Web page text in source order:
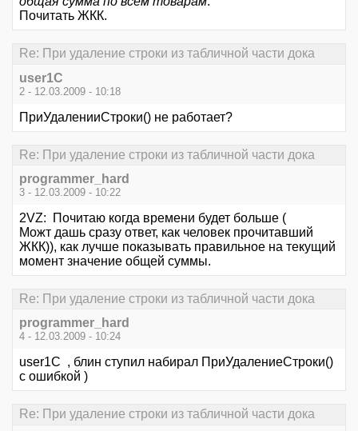
Почитать ЖКК.
Re: При удаление строки из табличной части дока
user1C
2 - 12.03.2009 - 10:18
ПриУдаленииСтроки() не работает?
Re: При удаление строки из табличной части дока
programmer_hard
3 - 12.03.2009 - 10:22
2VZ: Почитаю когда времени будет больше (
Можт дашь сразу ответ, как человек прочитавший
ЖКК)), как лучше показывать правильное на текущий
момент значение общей суммы.
Re: При удаление строки из табличной части дока
programmer_hard
4 - 12.03.2009 - 10:24
user1C , блин ступил набирал ПриУдалениеСтроки()
с ошибкой )
Re: При удаление строки из табличной части дока